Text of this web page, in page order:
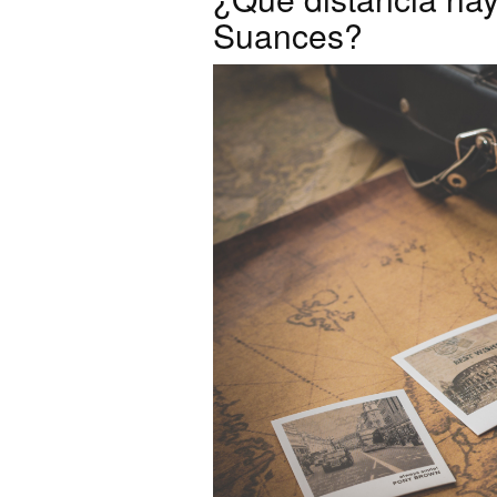
Suances?